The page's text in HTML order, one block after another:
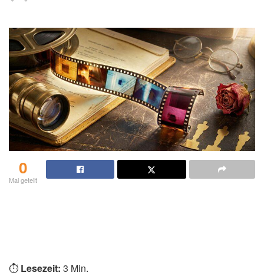
0
Mal geteilt
⏱️ Lesezeit: 3 Min.